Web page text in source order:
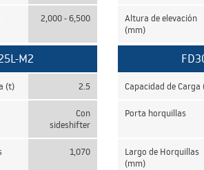
2,000 - 6,500
Altura de elevación
(mm)
M2
(t) 2.5
Con
sideshifter
1,070
Capacidad de Carga
Porta horquillas
Largo de Horquillas
(mm)